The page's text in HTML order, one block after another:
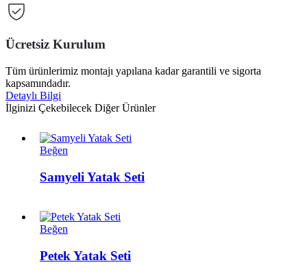
Ücretsiz Kurulum
Tüm ürünlerimiz montajı yapılana kadar garantili ve sigorta
kapsamındadır.
Detaylı Bilgi
İlginizi Çekebilecek Diğer Ürünler
Samyeli
Seti
Beğen
Samyeli Yatak Seti
Petek
Seti
Beğen
Petek Yatak Seti